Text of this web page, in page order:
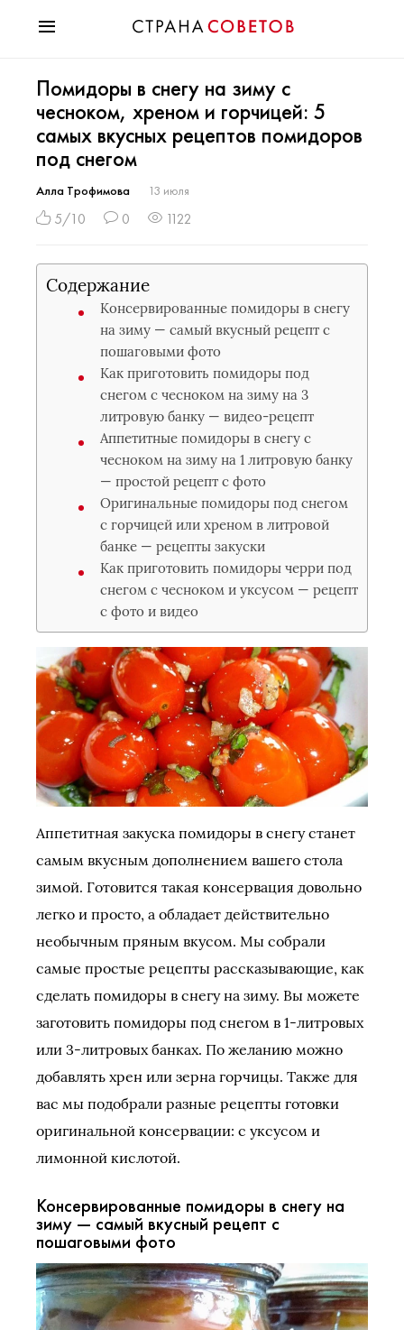
Мода
Звезды
Гороскопы
Здоровье
Психология
Хобби
Праздники
Помидоры в снегу на зиму с
чесноком, хреном и горчицей: 5
самых вкусных рецептов помидоров
под снегом
Алла Трофимова 13 июля
5/10 0 1122
Содержание
Консервированные помидоры в снегу
на зиму — самый вкусный рецепт с
пошаговыми фото
Как приготовить помидоры под
снегом с чесноком на зиму на 3
литровую банку — видео-рецепт
Аппетитные помидоры в снегу с
чесноком на зиму на 1 литровую банку
— простой рецепт с фото
Оригинальные помидоры под снегом
с горчицей или хреном в литровой
банке — рецепты закуски
Как приготовить помидоры черри под
снегом с чесноком и уксусом — рецепт
с фото и видео
Аппетитная закуска помидоры в снегу станет
самым вкусным дополнением вашего стола
зимой. Готовится такая консервация довольно
легко и просто, а обладает действительно
необычным пряным вкусом. Мы собрали
самые простые рецепты рассказывающие, как
сделать помидоры в снегу на зиму. Вы можете
заготовить помидоры под снегом в 1-литровых
или 3-литровых банках. По желанию можно
добавлять хрен или зерна горчицы. Также для
вас мы подобрали разные рецепты готовки
оригинальной консервации: с уксусом и
лимонной кислотой.
Консервированные помидоры в снегу на
зиму — самый вкусный рецепт с
пошаговыми фото